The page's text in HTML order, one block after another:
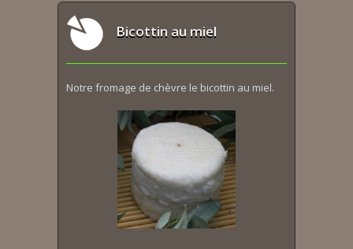
Bicottin au miel
Notre fromage de chèvre le bicottin au miel.